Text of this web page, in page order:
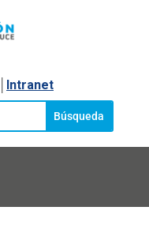
Intranet